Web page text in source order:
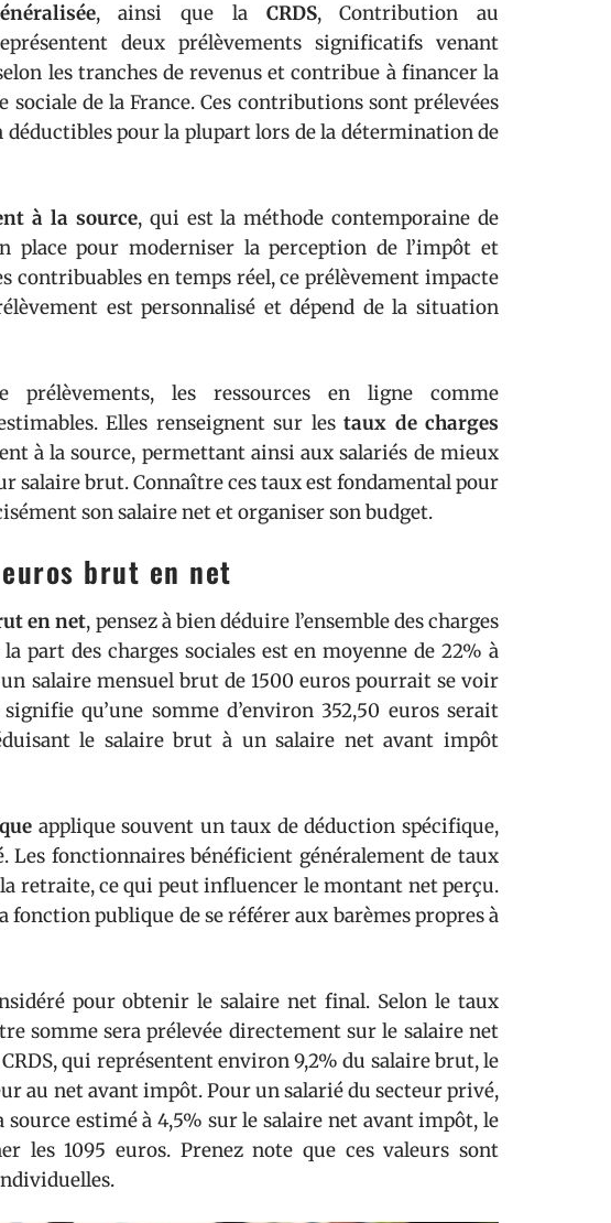
, ainsi que la CRDS, Contribution au
deux prélèvements significatifs venant
les tranches de revenus et contribue à financer la
de la France. Ces contributions sont prélevées
pour la plupart lors de la détermination de
à la source, qui est la méthode contemporaine de
place pour moderniser la perception de l’impôt et
contribuables en temps réel, ce prélèvement impacte
est personnalisé et dépend de la situation
prélèvements, les ressources en ligne comme
Elles renseignent sur les taux de charges
à la source, permettant ainsi aux salariés de mieux
salaire brut. Connaître ces taux est fondamental pour
son salaire net et organiser son budget.
brut en net
en net, pensez à bien déduire l’ensemble des charges
la part des charges sociales est en moyenne de 22% à
salaire mensuel brut de 1500 euros pourrait se voir
qu’une somme d’environ 352,50 euros serait
le salaire brut à un salaire net avant impôt
applique souvent un taux de déduction spécifique,
fonctionnaires bénéficient généralement de taux
retraite, ce qui peut influencer le montant net perçu.
publique de se référer aux barèmes propres à
pour obtenir le salaire net final. Selon le taux
somme sera prélevée directement sur le salaire net
qui représentent environ 9,2% du salaire brut, le
au net avant impôt. Pour un salarié du secteur privé,
estimé à 4,5% sur le salaire net avant impôt, le
les 1095 euros. Prenez note que ces valeurs sont